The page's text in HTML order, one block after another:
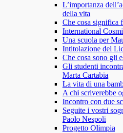
L’importanza
della vita
Che cosa significa
International
Una scuola per
Intitolazione del
Che cosa sono gli
Gli studenti
Marta Cartabia
La vita di una
A chi scriverebbe
Incontro con due
Seguite i vostri
Paolo Nespoli
Progetto Olimpia